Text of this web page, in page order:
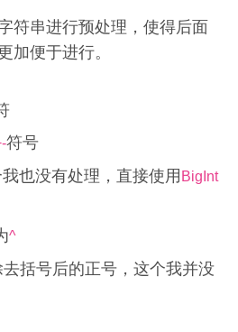
符串进行预处理，使得后面
加便于进行。
符号
也没有处理，直接使用 BigInt
^
去括号后的正号，这个我并没